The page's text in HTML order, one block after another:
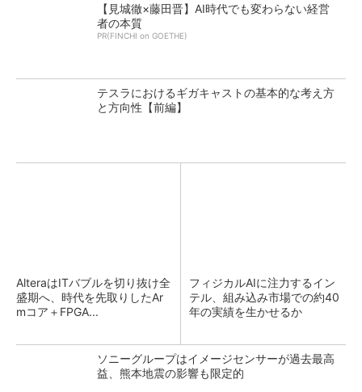
【見城徹×藤田晋】AI時代でも変わらない経営
者の本質
PR(FINCHI on GOETHE)
テスラにおけるギガキャストの基本的な考え方
と方向性【前編】
AlteraはITバブルを切り抜け全
盛期へ、時代を先取りしたAr
mコア＋FPGA...
フィジカルAIに注力するイン
テル、組み込み市場での約40
年の実績を生かせるか
ソニーグループはイメージセンサーが過去最高
益、熊本地震の影響も限定的